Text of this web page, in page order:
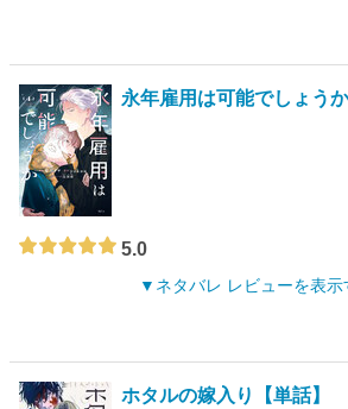
永年雇用は可能でしょうか
5.0
ネタバレ レビューを表示
ホタルの嫁入り【単話】